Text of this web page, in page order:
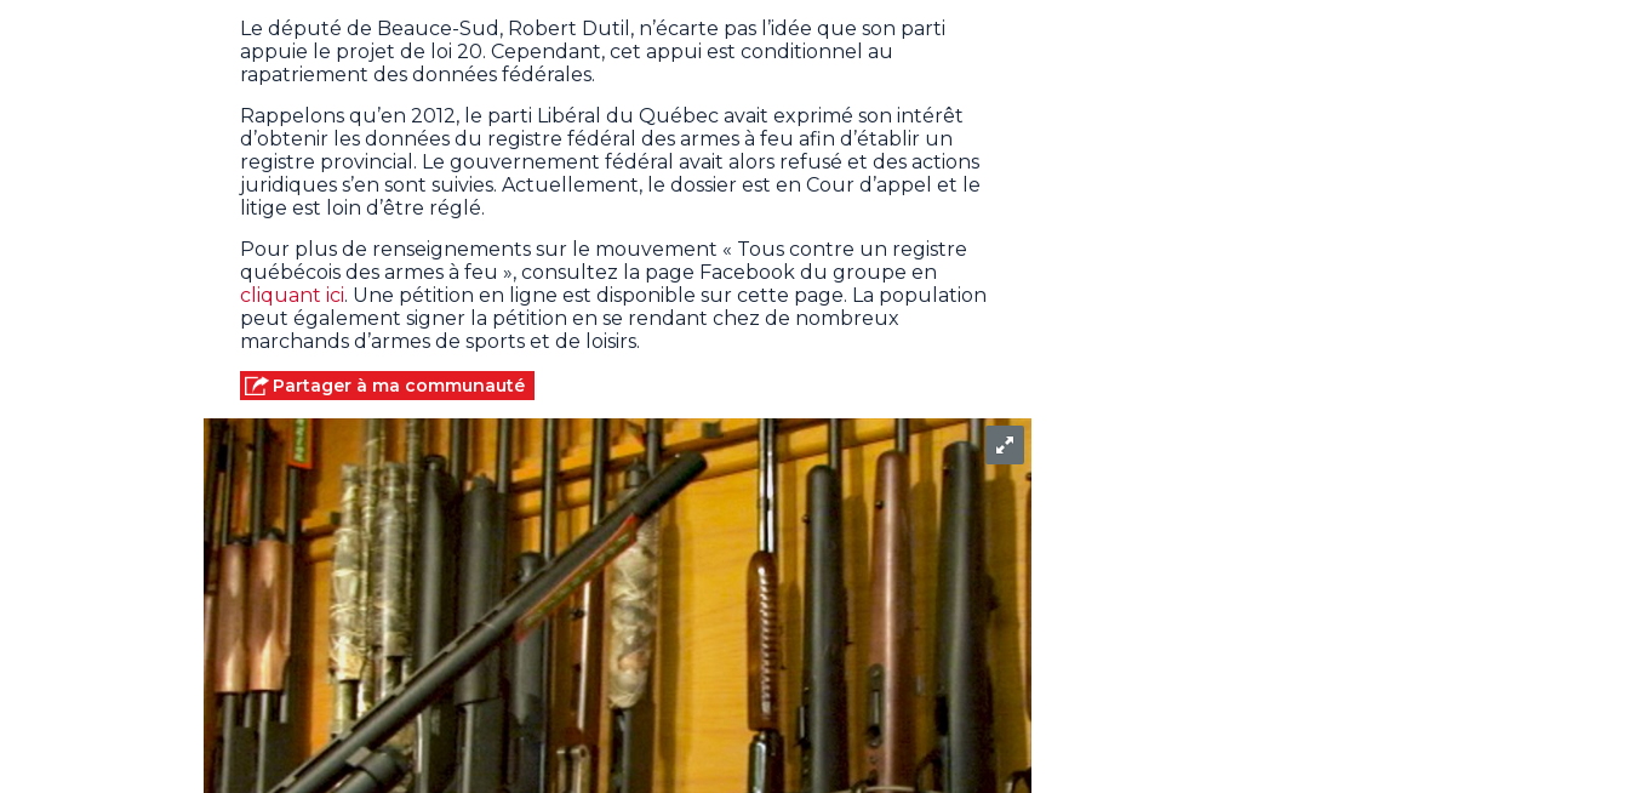
Le député de Beauce-Sud, Robert Dutil, n’écarte pas l’idée que son parti
appuie le projet de loi 20. Cependant, cet appui est conditionnel au
rapatriement des données fédérales.
Rappelons qu’en 2012, le parti Libéral du Québec avait exprimé son intérêt
d’obtenir les données du registre fédéral des armes à feu afin d’établir un
registre provincial. Le gouvernement fédéral avait alors refusé et des actions
juridiques s’en sont suivies. Actuellement, le dossier est en Cour d’appel et le
litige est loin d’être réglé.
Pour plus de renseignements sur le mouvement « Tous contre un registre
québécois des armes à feu », consultez la page Facebook du groupe en
cliquant ici. Une pétition en ligne est disponible sur cette page. La population
peut également signer la pétition en se rendant chez de nombreux
marchands d’armes de sports et de loisirs.
Partager à ma communauté